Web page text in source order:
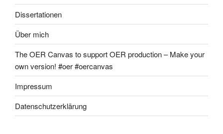
Dissertationen
Über mich
The OER Canvas to support OER production – Make your
own version! #oer #oercanvas
Impressum
Datenschutzerklärung